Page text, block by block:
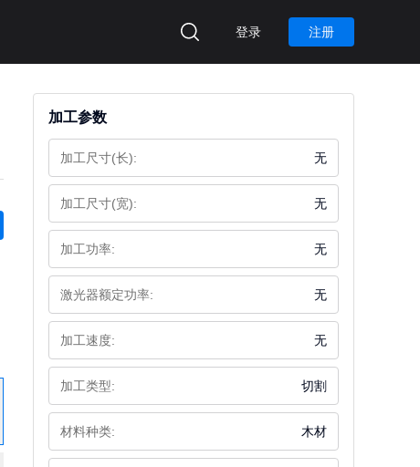
登录 注册
加工参数
加工尺寸(长): 无
加工尺寸(宽): 无
加工功率: 无
激光器额定功率: 无
加工速度: 无
加工类型: 切割
材料种类: 木材